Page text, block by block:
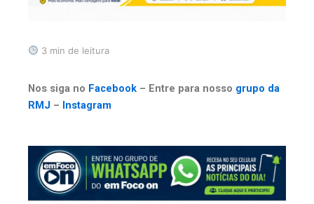
3 min de leitura
Nos siga no Facebook – Entre para nosso grupo da
RMJ – Instagram